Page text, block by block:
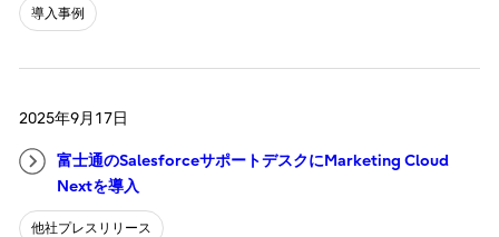
導入事例
2025年9月17日
富士通のSalesforceサポートデスクにMarketing Cloud
Nextを導入
他社プレスリリース